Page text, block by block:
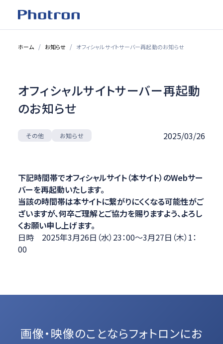
ホーム お知らせ オフィシャルサイトサーバー再起動のお知らせ
オフィシャルサイトサーバー再起動
のお知らせ
その他 お知らせ 2025/03/26
下記時間帯でオフィシャルサイト（本サイト）のWebサー
バーを再起動いたします。
当該の時間帯は本サイトに繋がりにくくなる可能性がご
ざいますが、何卒ご理解とご協力を賜りますよう、よろし
くお願い申し上げます。
日時 2025年3月26日（水）23：00～3月27日（木）1：
00
画像・映像のことならフォトロンにお